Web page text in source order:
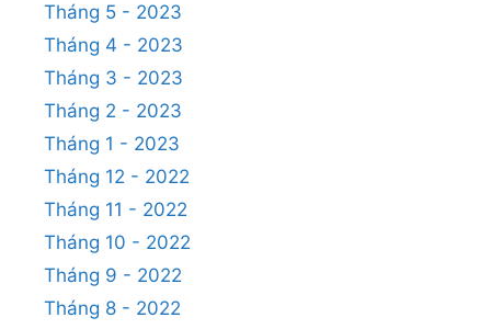
Tháng 5 - 2023
Tháng 4 - 2023
Tháng 3 - 2023
Tháng 2 - 2023
Tháng 1 - 2023
Tháng 12 - 2022
Tháng 11 - 2022
Tháng 10 - 2022
Tháng 9 - 2022
Tháng 8 - 2022